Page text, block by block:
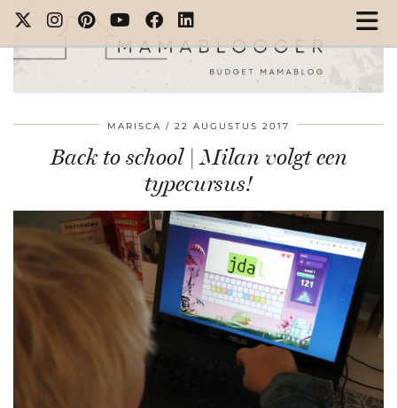
MARISCA 22 AUGUSTUS 2017
Back to school | Milan volgt een
typecursus!